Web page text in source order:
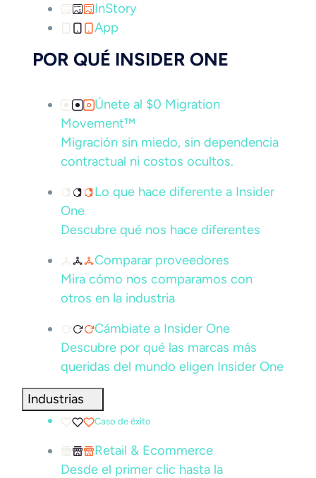
InStory
App
POR QUÉ INSIDER ONE
Únete al $0 Migration
Movement™
Migración sin miedo, sin dependencia
contractual ni costos ocultos.
Lo que hace diferente a Insider
One
Descubre qué nos hace diferentes
Comparar proveedores
Mira cómo nos comparamos con
otros en la industria
Cámbiate a Insider One
Descubre por qué las marcas más
queridas del mundo eligen Insider One
Industrias
Caso de éxito
Retail & Ecommerce
Desde el primer clic hasta la